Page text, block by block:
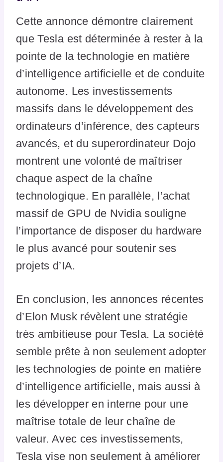
Cette annonce démontre clairement
que Tesla est déterminée à rester à la
pointe de la technologie en matière
d’intelligence artificielle et de conduite
autonome. Les investissements
massifs dans le développement des
ordinateurs d’inférence, des capteurs
avancés, et du superordinateur Dojo
montrent une volonté de maîtriser
chaque aspect de la chaîne
technologique. En parallèle, l’achat
massif de GPU de Nvidia souligne
l’importance de disposer du hardware
le plus avancé pour soutenir ses
projets d’IA.
En conclusion, les annonces récentes
d’Elon Musk révèlent une stratégie
très ambitieuse pour Tesla. La société
semble prête à non seulement adopter
les technologies de pointe en matière
d’intelligence artificielle, mais aussi à
les développer en interne pour une
maîtrise totale de leur chaîne de
valeur. Avec ces investissements,
Tesla vise non seulement à améliorer